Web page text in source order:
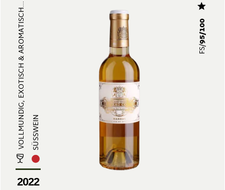
VOLLMUNDIG, EXOTISCH & AROMATISCH...SÜSSWEIN
2022
FS/
95/100